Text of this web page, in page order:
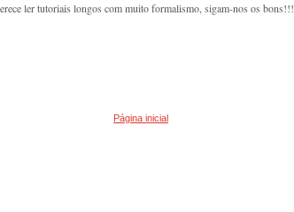
ler tutoriais longos com muito formalismo, sigam-nos os bons!!!
Página inicial